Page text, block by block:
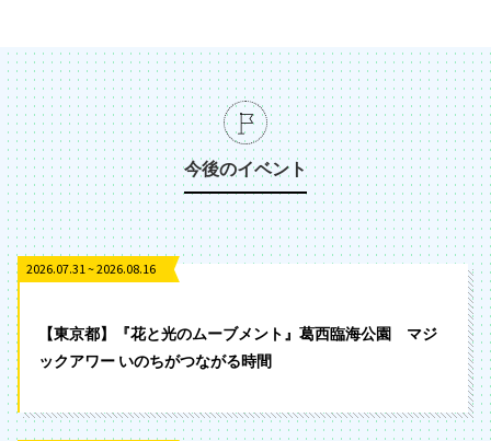
今後のイベント
2026.07.31 ~ 2026.08.16
【東京都】『花と光のムーブメント』葛西臨海公園 マジ
ックアワー いのちがつながる時間